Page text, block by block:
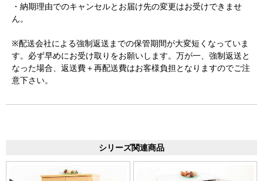
・納期理由でのキャンセルとお届け先の変更はお受けできませ
ん。
※配送会社による強制返送までの保管期間が大変短くなっていま
す。必ず早めにお受け取りをお願いします。万が一、強制返送と
なった場合、返送費＋再配送費はお客様負担となりますのでご注
意下さい。
シリーズ関連商品